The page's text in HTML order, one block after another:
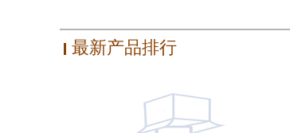
最新产品排行